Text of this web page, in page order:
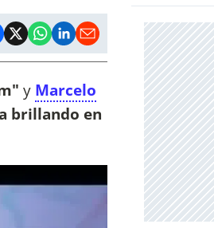
y Marcelo
brillando en